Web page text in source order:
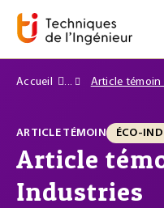
Accueil Article témoin
ARTICLE TÉMOIN ÉCO-
Article
Industries